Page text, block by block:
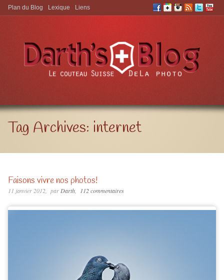
Aller à:
Plan du Blog Lexique Liens
Tag Archives: internet
Faisons vivre nos photos!
11 janvier 2012 parDarth 112 commentaires